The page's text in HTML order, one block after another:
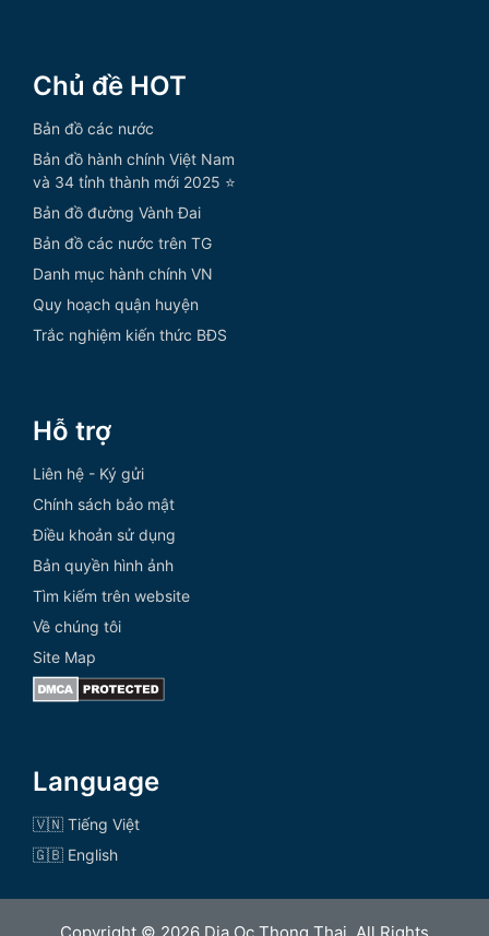
Chủ đề HOT
Bản đồ các nước
Bản đồ hành chính Việt Nam
và 34 tỉnh thành mới 2025 ⭐
Bản đồ đường Vành Đai
Bản đồ các nước trên TG
Danh mục hành chính VN
Quy hoạch quận huyện
Trắc nghiệm kiến thức BĐS
Hỗ trợ
Liên hệ - Ký gửi
Chính sách bảo mật
Điều khoản sử dụng
Bản quyền hình ảnh
Tìm kiếm trên website
Về chúng tôi
Site Map
Language
🇻🇳 Tiếng Việt
🇬🇧 English